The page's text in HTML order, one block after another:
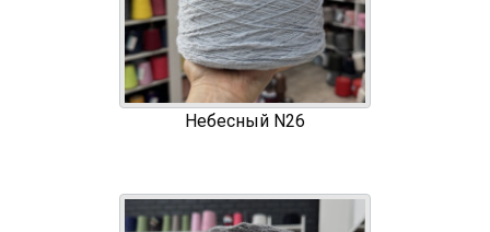
Небесный N26